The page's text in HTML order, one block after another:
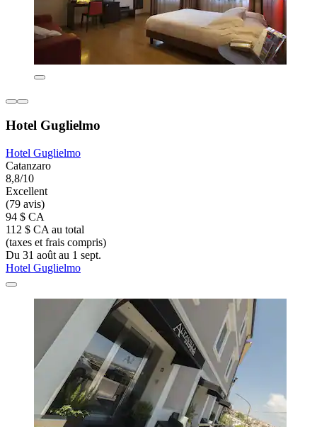
Hotel Guglielmo
Hotel Guglielmo
Catanzaro
8,8/10
Excellent
(79 avis)
94 $ CA
112 $ CA au total
(taxes et frais compris)
Du 31 août au 1 sept.
Hotel Guglielmo